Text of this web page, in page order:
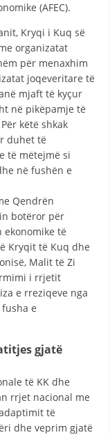
(AFEC).
Kryqi i Kuq së
organizatat
për menaxhim
joqeveritare të
mjaft të kyçur
në pikëpamje të
këtë shkak
duhet të
të mëtejmë si
në fushën e
Qendrën
botëror për
ekonomike të
Kryqit të Kuq dhe
Malit të Zi
i rrjetit
e rreziqeve nga
e
gjatë
të KK dhe
rrjet nacional me
të
dhe veprim gjatë